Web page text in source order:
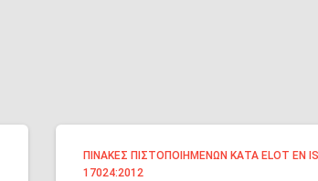
ΠΊΝΑΚΕΣ ΠΙΣΤΟΠΟΙΗΜΈΝΩΝ ΚΑΤΆ ELOT EN
17024:2012